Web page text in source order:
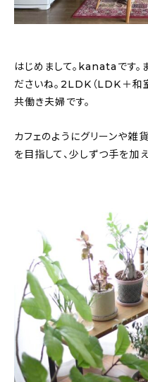
はじめまして。kanataです
ださいね。2LDK（LDK＋和
共働き夫婦です。
カフェのようにグリーンや雑
を目指して、少しずつ手を加